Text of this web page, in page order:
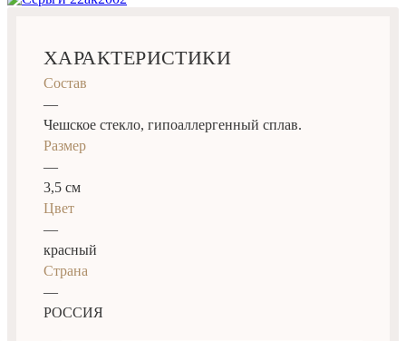
ХАРАКТЕРИСТИКИ
Состав
—
Чешское стекло, гипоаллергенный сплав.
Размер
—
3,5 см
Цвет
—
красный
Страна
—
РОССИЯ